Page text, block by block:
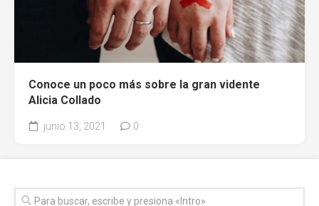
Conoce un poco más sobre la gran vidente
Alicia Collado
junio 13, 2021 0